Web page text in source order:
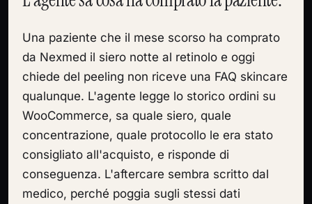
Una paziente che il mese scorso ha comprato
da Nexmed il siero notte al retinolo e oggi
chiede del peeling non riceve una FAQ skincare
qualunque. L'agente legge lo storico ordini su
WooCommerce, sa quale siero, quale
concentrazione, quale protocollo le era stato
consigliato all'acquisto, e risponde di
conseguenza. L'aftercare sembra scritto dal
medico, perché poggia sugli stessi dati